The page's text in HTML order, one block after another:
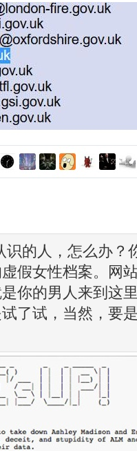
识的人，怎么办？
假女性档案。网
你的男人来到这
了试，当然，要